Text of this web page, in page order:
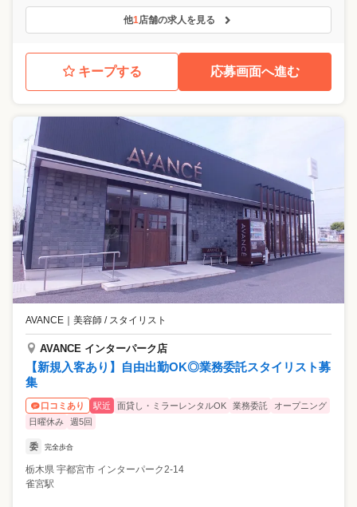
他1店舗の求人を見る
キープする 応募画面へ進む
AVANCE 美容師 / スタイリスト
AVANCE インターパーク店
【新規入客あり】自由出勤OK◎業務委託スタイリスト募
集
口コミあり 駅近 面貸し・ミラーレンタルOK 業務委託
オープニング
日曜休み
週5回
委 完全歩合
栃木県 宇都宮市 インターパーク2-14
雀宮駅